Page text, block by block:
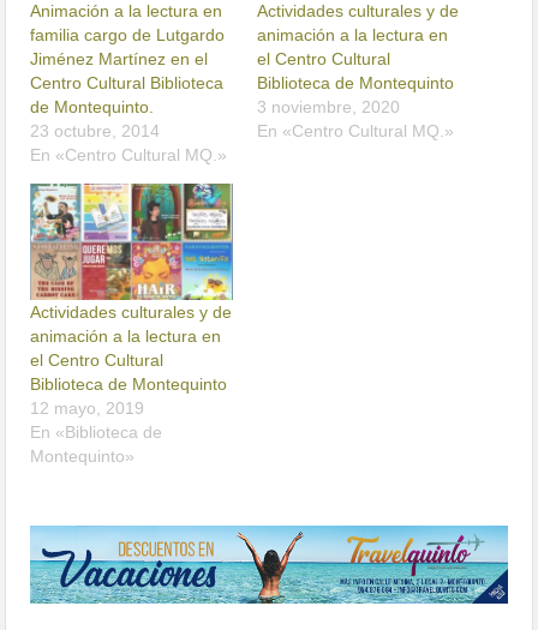
Animación a la lectura en
familia cargo de Lutgardo
Jiménez Martínez en el
Centro Cultural Biblioteca
de Montequinto.
23 octubre, 2014
En «Centro Cultural MQ.»
Actividades culturales y de
animación a la lectura en
el Centro Cultural
Biblioteca de Montequinto
3 noviembre, 2020
En «Centro Cultural MQ.»
Actividades culturales y de
animación a la lectura en
el Centro Cultural
Biblioteca de Montequinto
12 mayo, 2019
En «Biblioteca de
Montequinto»